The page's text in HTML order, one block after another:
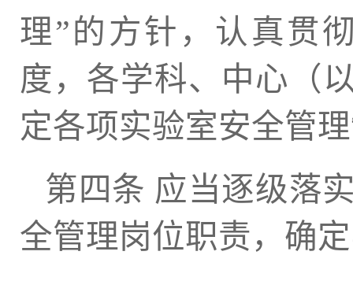
理”的方针，认真贯
度，各学科、中心（
定各项实验室安全管
第四条 应当逐级落
全管理岗位职责，确